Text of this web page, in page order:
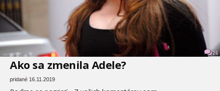
26
Ako sa zmenila Adele?
pridané 16.11.2019